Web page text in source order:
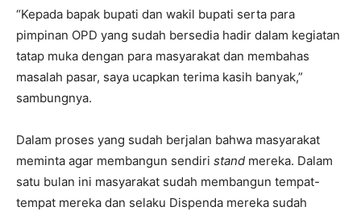
“Kepada bapak bupati dan wakil bupati serta para
pimpinan OPD yang sudah bersedia hadir dalam kegiatan
tatap muka dengan para masyarakat dan membahas
masalah pasar, saya ucapkan terima kasih banyak,”
sambungnya.
Dalam proses yang sudah berjalan bahwa masyarakat
meminta agar membangun sendiri stand mereka. Dalam
satu bulan ini masyarakat sudah membangun tempat-
tempat mereka dan selaku Dispenda mereka sudah